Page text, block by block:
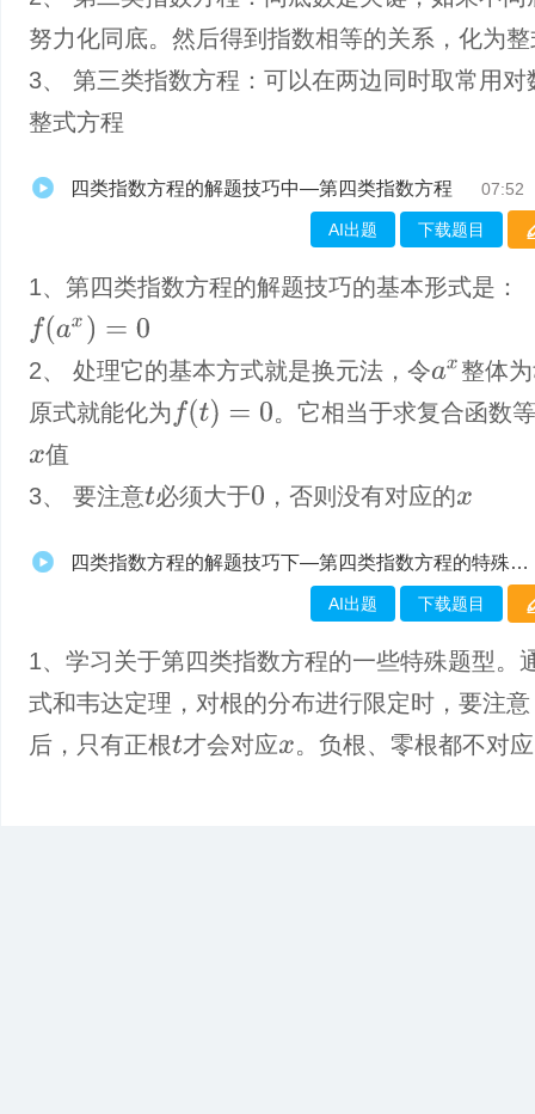
努力化同底。然后得到指数相等的关系，化为
3、 第三类指数方程：可以在两边同时取常用对
整式方程
四类指数方程的解题技巧中—第四类指数方程 07:52
AI出题 下载题目
1、第四类指数方程的解题技巧的基本形式是：
(ax )=0
2、 处理它的基本方式就是换元法，令ax 整体为
原式就能化为 (t)=0 。它相当于求复合函数
x 值
3、 要注意t 必须大于0 ，否则没有对应的x
四类指数方程的解题技巧下—第四类指数方程的特殊题型
AI出题 下载题目
1、学习关于第四类指数方程的一些特殊题型。
式和韦达定理，对根的分布进行限定时，要注
后，只有正根t 才会对应x 。负根、零根都不对应